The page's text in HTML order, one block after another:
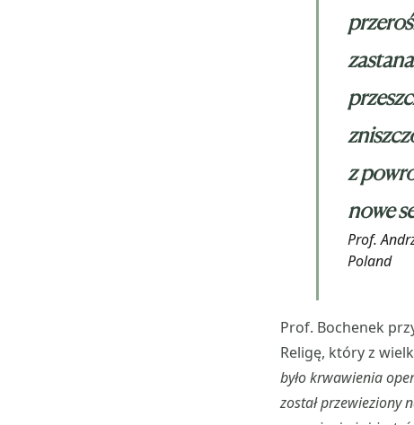
z
nowe
Prof.
Poland
Prof. Bochenek
Religę, który z
było krwawienia
został przewieziony